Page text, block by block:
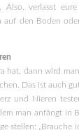
Also, verlasst
auf den Boden
hat, dann wird
Das ist auch
und Nieren
man anfängt in
stellen: „Brauche